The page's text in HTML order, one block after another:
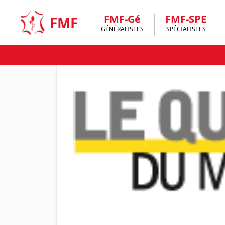
content
FMF FMF-Gé
GÉNÉRALISTES
FMF-SPE
SPÉCIALISTES